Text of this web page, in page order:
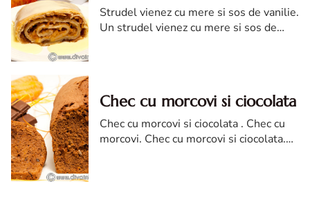
Strudel vienez cu mere si sos de vanilie.
Un strudel vienez cu mere si sos de
Chec cu morcovi si ciocolata
Chec cu morcovi si ciocolata . Chec cu
morcovi. Chec cu morcovi si ciocolata.